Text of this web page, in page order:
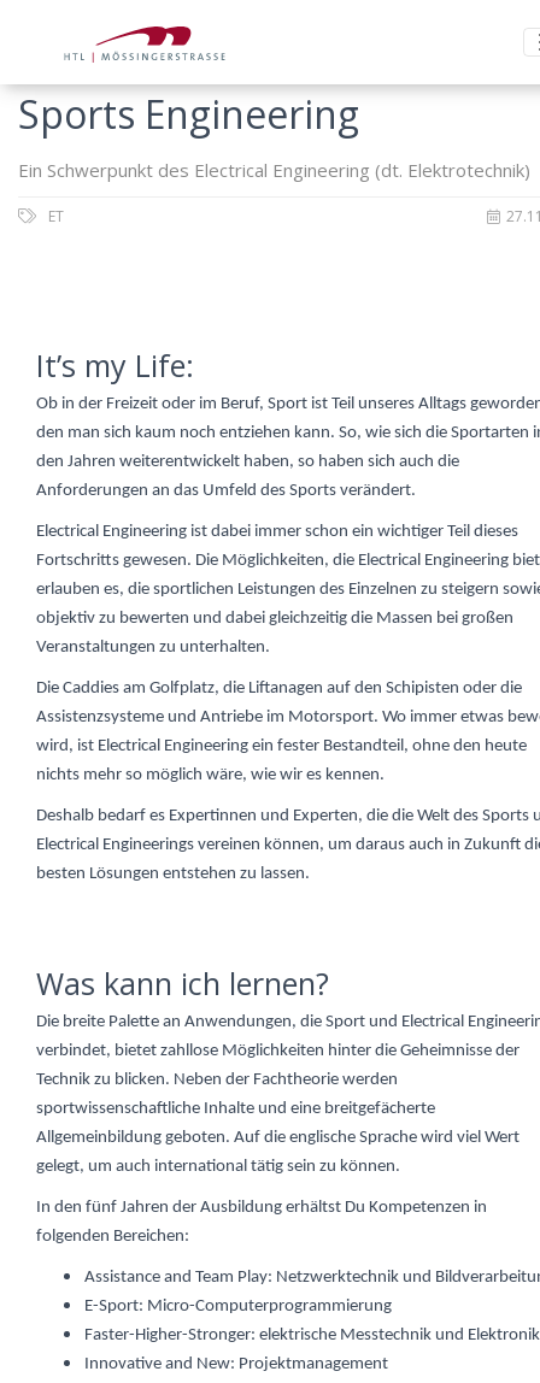
Sports Engineering
Ein Schwerpunkt des Electrical Engineering (dt. Elektrotechnik)
ET
It’s my Life:
Ob in der Freizeit oder im Beruf, Sport ist Teil unseres Alltags
den man sich kaum noch entziehen kann. So, wie sich die Sportarten
den Jahren weiterentwickelt haben, so haben sich auch die
Anforderungen an das Umfeld des Sports verändert.
Electrical Engineering ist dabei immer schon ein wichtiger Teil dieses
Fortschritts gewesen. Die Möglichkeiten, die Electrical Engineering
erlauben es, die sportlichen Leistungen des Einzelnen zu steigern
objektiv zu bewerten und dabei gleichzeitig die Massen bei großen
Veranstaltungen zu unterhalten.
Die Caddies am Golfplatz, die Liftanagen auf den Schipisten oder die
Assistenzsysteme und Antriebe im Motorsport. Wo immer etwas
wird, ist Electrical Engineering ein fester Bestandteil, ohne den heute
nichts mehr so möglich wäre, wie wir es kennen.
Deshalb bedarf es Expertinnen und Experten, die die Welt des Sports
Electrical Engineerings vereinen können, um daraus auch in Zukunft
besten Lösungen entstehen zu lassen.
Was kann ich lernen?
Die breite Palette an Anwendungen, die Sport und Electrical
verbindet, bietet zahllose Möglichkeiten hinter die Geheimnisse der
Technik zu blicken. Neben der Fachtheorie werden
sportwissenschaftliche Inhalte und eine breitgefächerte
Allgemeinbildung geboten. Auf die englische Sprache wird viel Wert
gelegt, um auch international tätig sein zu können.
In den fünf Jahren der Ausbildung erhältst Du Kompetenzen in
folgenden Bereichen:
Assistance and Team Play: Netzwerktechnik und
E-Sport: Micro-Computerprogrammierung
Faster-Higher-Stronger: elektrische Messtechnik und Elektronik
Innovative and New: Projektmanagement